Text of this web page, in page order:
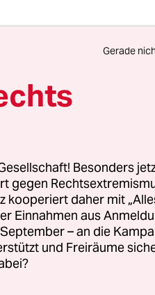
hat mit
beim
Expertise
so
Email
auf,
Gerade
Besonders
gegen
kooperiert daher mit
Einnahmen aus
– an die
und Freiräume